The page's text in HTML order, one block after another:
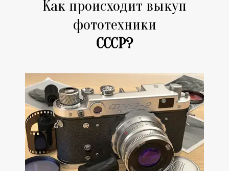
Как происходит выкуп
фототехники
СССР?